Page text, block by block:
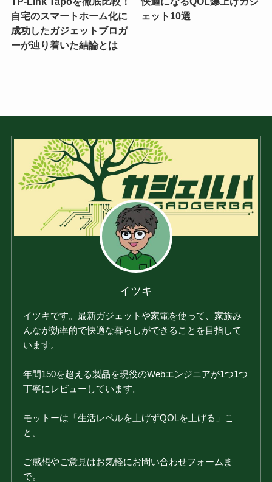
自宅のスマートホーム化に
成功したガジェットブロガ
ーが辿り着いた結論とは
ェット10選
イツキ
イツキです。最新ガジェットや家電を使って、家族み
んなが効率的で快適な暮らしができることを目指して
います。
年間150を超える製品を現役のWebエンジニアが1つ1つ
丁寧にレビューしています。
モットーは「生活レベルを上げずQOLを上げる」こ
と。
ご感想やご意見はお気軽にお問い合わせフォームま
で。